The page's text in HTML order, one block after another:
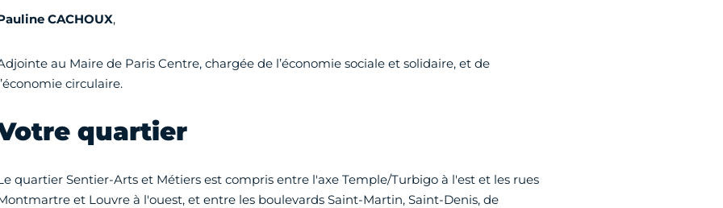
CACHOUX,
au Maire de Paris Centre, chargée de l’économie sociale et solidaire, et de
circulaire.
quartier
quartier Sentier-Arts et Métiers est compris entre l'axe Temple/Turbigo à l'est et les rues
et Louvre à l'ouest, et entre les boulevards Saint-Martin, Saint-Denis, de